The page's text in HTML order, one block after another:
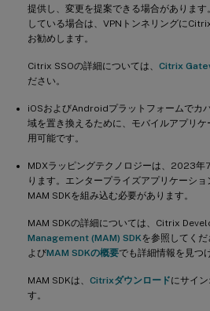
提供し、変更を提案できる場合がありま
している場合は、VPNトンネリングに
お勧めします。
Citrix SSOの詳細については、 Citrix
ださい。
iOSおよびAndroidプラットフォームでカ
域を置き換えるために、モバイルアプリ
用可能です。
MDXラッピングテクノロジーは、2023年
ります。エンタープライズアプリケーショ
MAM SDKを組み込む必要があります。
MAM SDKの詳細については、Citrix
Management (MAM) SDKを参照してく
よびMAM SDKの概要でも詳細情報を見つ
MAM SDKは、 Citrixダウンロードにサイ
す。